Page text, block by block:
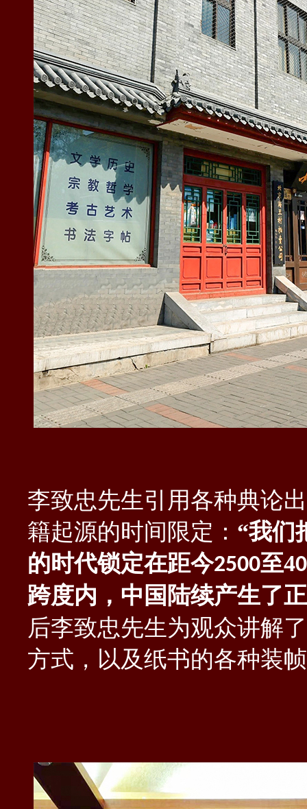
李致忠先生引用各种典论
籍起源的时间限定： “我们
的时代锁定在距今2500至4
跨度内 ， 中国陆续产生了
后李致忠先生为观众讲解了
方式 ， 以及纸书的各种装